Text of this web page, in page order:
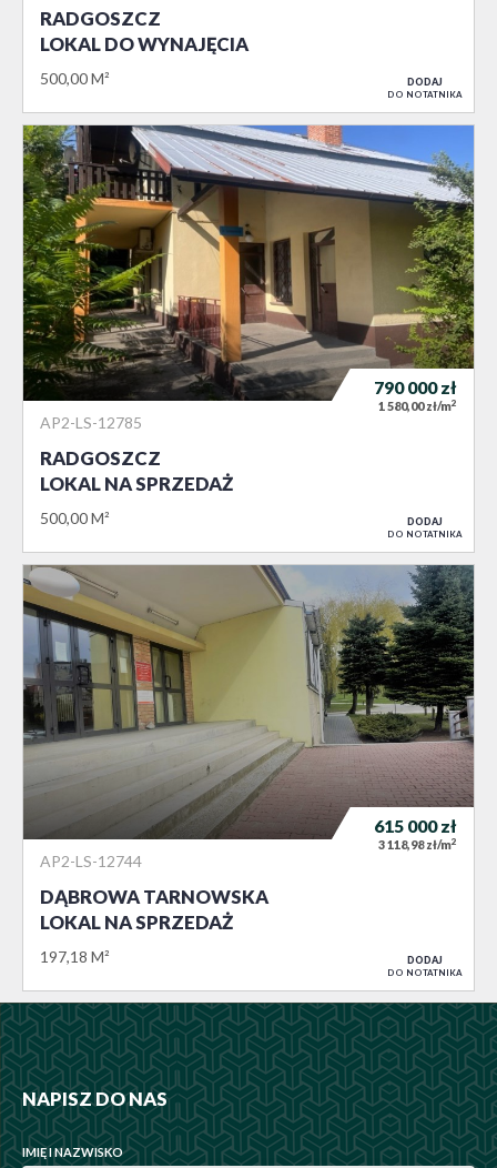
RADGOSZCZ
LOKAL DO WYNAJĘCIA
500,00 M² DODAJ
DO NOTATNIKA
AP2-LS-12785
RADGOSZCZ
LOKAL NA SPRZEDAŻ
500,00 M²
790 000zł
1 580,00 zł/m2
DODAJ
DO NOTATNIKA
AP2-LS-12744
DĄBROWA TARNOWSKA
LOKAL NA SPRZEDAŻ
197,18 M²
615 000zł
3 118,98 zł/m2
DODAJ
DO NOTATNIKA
NAPISZ DO NAS
IMIĘ I NAZWISKO